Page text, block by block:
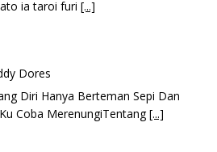
ia taroi furi [...]
Dores
Diri Hanya Berteman Sepi Dan
Coba MerenungiTentang[...]